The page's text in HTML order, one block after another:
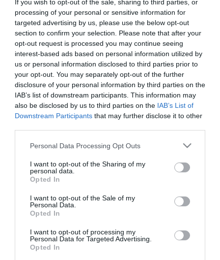
If you wish to opt-out of the sale, sharing to third parties, or
processing of your personal or sensitive information for
targeted advertising by us, please use the below opt-out
section to confirm your selection. Please note that after your
opt-out request is processed you may continue seeing
interest-based ads based on personal information utilized by
us or personal information disclosed to third parties prior to
your opt-out. You may separately opt-out of the further
disclosure of your personal information by third parties on the
IAB’s list of downstream participants. This information may
also be disclosed by us to third parties on the IAB’s List of
Downstream Participants that may further disclose it to other
Please note that this website/app uses one or more Google
not limited to your visit or usage behaviour. You may click to
grant or deny consent to Google and its third-party tags to
use your data for below specified purposes in below Google
consent section.
Personal Data Processing Opt Outs
I want to opt-out of the Sharing of my
personal data.
Opted In
I want to opt-out of the Sale of my
Personal Data.
Opted In
I want to opt-out of processing my
Personal Data for Targeted Advertising.
Opted In
εντάσσεται στο πλάνο ριζικής αναδιάρθρωσης της
ομάδας.
Ο κ. Κορόνα γεννήθηκε στην Ταλαβέρα ντε λα Ρέινα
της Ισπανίας στις 12 Φεβρουαρίου 1981. Ξεκίνησε
την ποδοσφαιρική του πορεία στις ακαδημίες της
Ρεάλ Μαδρίτης και συνέχισε σε Σαραγόσα, Πόλι
Έχιδο, Αλμπαθέτε, Αλμερία, ενώ αγωνίστηκε και
Αμέσως αφότου κρέμασε τα ποδοσφαιρικά
παπούτσια του το καλοκαίρι του 2017, ο κ. Κορόνα
ανέλαβε ρόλο αθλητικού διευθυντή στην Αλμερία.
Βαλένθια ως επικεφαλής του τμήματος σκάουτινγκ
και στα χρόνια που ακολούθησαν αναβαθμίστηκε